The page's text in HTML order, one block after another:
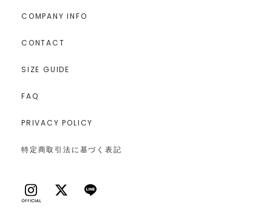
COMPANY INFO
CONTACT
SIZE GUIDE
FAQ
PRIVACY POLICY
特定商取引法に基づく表記